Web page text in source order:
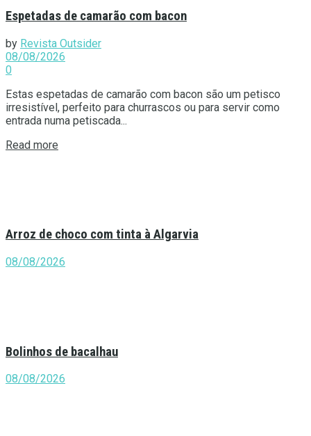
Espetadas de camarão com bacon
by Revista Outsider
08/08/2026
0
Estas espetadas de camarão com bacon são um petisco
irresistível, perfeito para churrascos ou para servir como
entrada numa petiscada...
Read more
Arroz de choco com tinta à Algarvia
08/08/2026
Bolinhos de bacalhau
08/08/2026